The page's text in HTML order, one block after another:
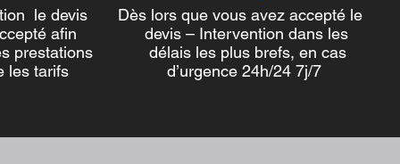
le devis
afin
prestations
tarifs
Dès lors que vous avez accepté le
devis – Intervention dans les
délais les plus brefs, en cas
d’urgence 24h/24 7j/7